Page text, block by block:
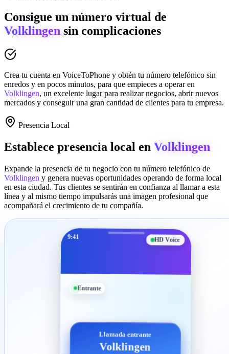
Consigue un número virtual de
Volklingen sin complicaciones
Crea tu cuenta en VoiceToPhone y obtén tu número telefónico sin
enredos y en pocos minutos, para que empieces a operar en
Volklingen, un excelente lugar para realizar negocios, abrir nuevos
mercados y conseguir una gran cantidad de clientes para tu empresa.
Presencia Local
Establece presencia local en Volklingen
Expande la presencia de tu negocio con tu número telefónico de
Volklingen y genera nuevas oportunidades operando de forma local
en esta ciudad. Tus clientes se sentirán en confianza al llamar a esta
línea y al mismo tiempo impulsarás una imagen profesional que
acompañará el crecimiento de tu compañía.
9:41 HD Voice
Entrante
Llamada entrante
Volklingen